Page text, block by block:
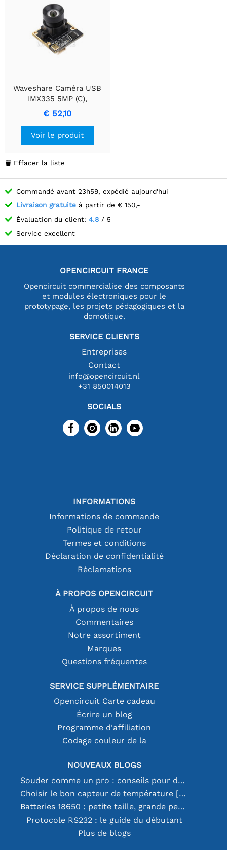
Waveshare Caméra USB
IMX335 5MP (C),
enregistrement vidéo 2K,
meilleure sensibilité en
basse lumière, large plage
dynamique, sans
€ 52,10
Voir le produit
 Effacer la liste
Commandé avant 23h59, expédié aujourd'hui
Livraison gratuite à partir de € 150,-
Évaluation du client: 4.8 / 5
Service excellent
OPENCIRCUIT FRANCE
Opencircuit commercialise des composants
et modules électroniques pour le
prototypage, les projets pédagogiques et la
domotique.
SERVICE CLIENTS
Entreprises
Contact
info@opencircuit.nl
+31 850014013
SOCIALS
INFORMATIONS
Informations de commande
Politique de retour
Termes et conditions
Déclaration de confidentialité
Réclamations
À PROPOS OPENCIRCUIT
À propos de nous
Commentaires
Notre assortiment
Marques
Questions fréquentes
SERVICE SUPPLÉMENTAIRE
Opencircuit Carte cadeau
Écrire un blog
Programme d'affiliation
Codage couleur de la
NOUVEAUX BLOGS
Souder comme un pro : conseils pour des connexions électroniques parfaites
Choisir le bon capteur de température [youtube]
Batteries 18650 : petite taille, grande performance
Protocole RS232 : le guide du débutant
Plus de blogs